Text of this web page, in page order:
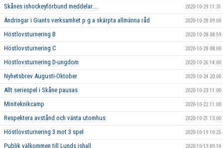
Skånes ishockeyförbund meddelar.... 2020-10-29 11:31
Ändringar i Giants verksamhet p g a skärpta allmänna råd 2020-10-28 09:00
Höstlovsturnering B 2020-10-28 08:59
Höstlovsturnering C 2020-10-28 08:00
Höstlovsturnering D-ungdom 2020-10-26 14:00
Nyhetsbrev Augusti-Oktober 2020-10-24 20:00
Allt seriespel i Skåne pausas 2020-10-23 11:00
Miniteknikcamp 2020-10-22 11:00
Respektera avstånd och vänta utomhus 2020-10-21 13:00
Höstlovsturnering 3 mot 3 spel 2020-10-19 10:25
Publik välkommen till Lunds ishall 2020-10-13 09:14